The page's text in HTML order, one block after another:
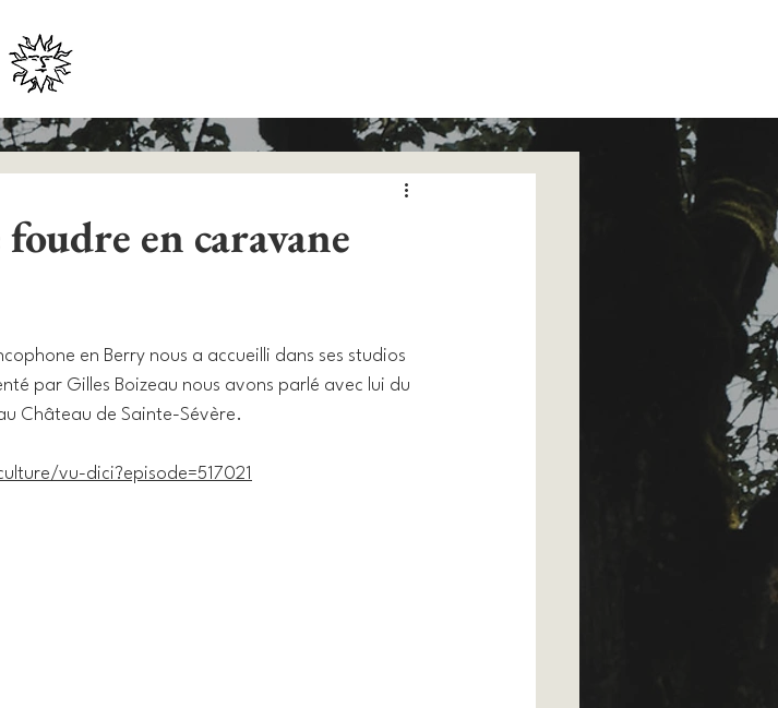
en caravane
en Berry nous a accueilli dans ses studios
par Gilles Boizeau nous avons parlé avec lui du
Château de Sainte-Sévère.
vu-dici?episode=517021